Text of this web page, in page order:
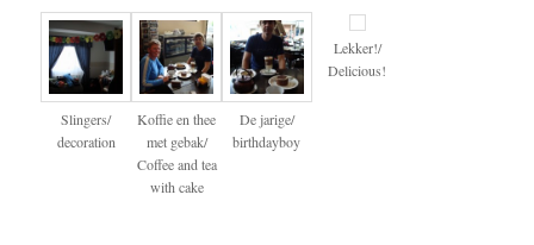
Slingers/
decoration
Koffie en thee
met gebak/
Coffee and tea
with cake
De jarige/
birthdayboy
Lekker!/
Delicious!